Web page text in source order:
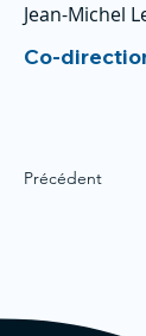
Jean-Michel
Co-
Précédent